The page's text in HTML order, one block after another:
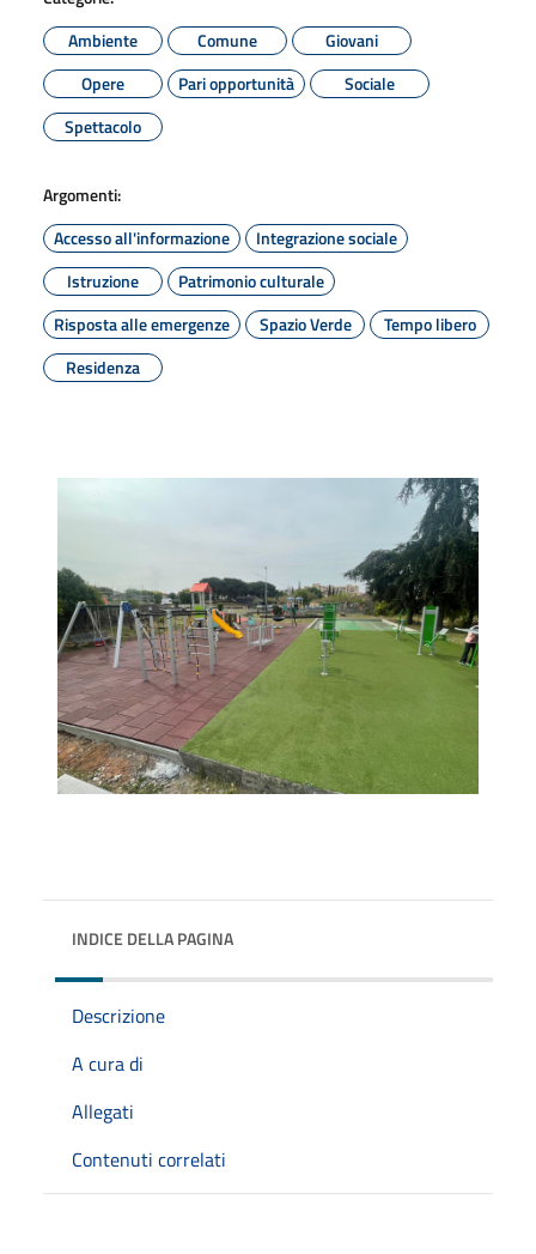
Ambiente
Comune
Giovani
Opere
Pari opportunità
Sociale
Spettacolo
Argomenti:
Accesso all'informazione
Integrazione sociale
Istruzione
Patrimonio culturale
Risposta alle emergenze
Spazio Verde
Tempo libero
Residenza
INDICE DELLA PAGINA
Descrizione
A cura di
Allegati
Contenuti correlati